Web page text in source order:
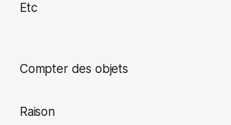
Etc
Compter des objets
Raison